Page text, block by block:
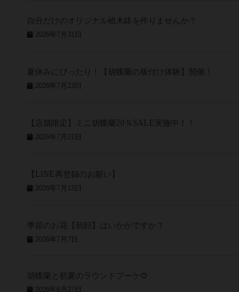
自分だけのオリジナル植木鉢を作りませんか？
夏休みにぴったり！【胡蝶蘭の板付け体験】開催！
【店舗限定】ミニ胡蝶蘭20％SALE実施中！！
季節のお花【朝顔】はいかがですか？
胡蝶蘭と初夏のラウンドブーケ🌻